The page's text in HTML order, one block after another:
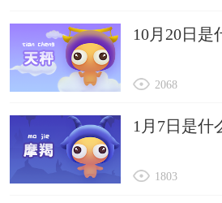
10月20日是
2068
1月7日是什
1803